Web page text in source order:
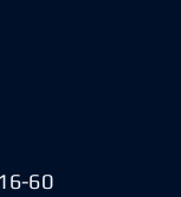
60